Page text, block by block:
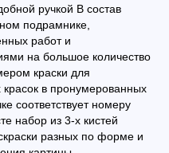
ручкой В состав
подрамнике,
работ и
на большое количество
краски для
в пронумерованных
соответствует номеру
набор из 3-х кистей
разных по форме и